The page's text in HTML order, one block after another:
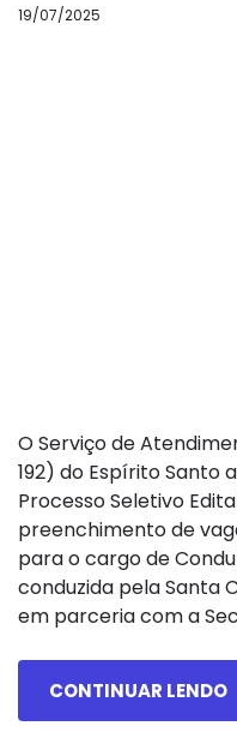
19/07/2025
O Serviço de
192) do Espírito Santo
Processo Seletivo
preenchimento de
para o cargo de
conduzida pela Santa
em parceria com a
CONTINUAR LENDO